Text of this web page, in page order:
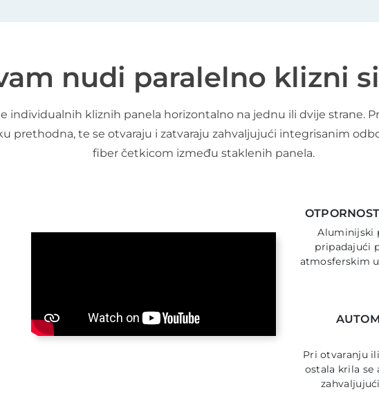
nudi paralelno klizni
individualnih kliznih panela horizontalno na jednu ili dvije strane.
prethodna, te se otvaraju i zatvaraju zahvaljujući integrisanim
fiber četkicom između staklenih panela.
Aluminijski
pripadajući
atmosferskim
Pri otvaranju
ostala krila se